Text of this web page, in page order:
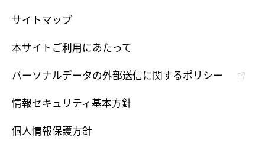
サイトマップ
本サイトご利用にあたって
パーソナルデータの外部送信に関するポリシー
情報セキュリティ基本方針
個人情報保護方針